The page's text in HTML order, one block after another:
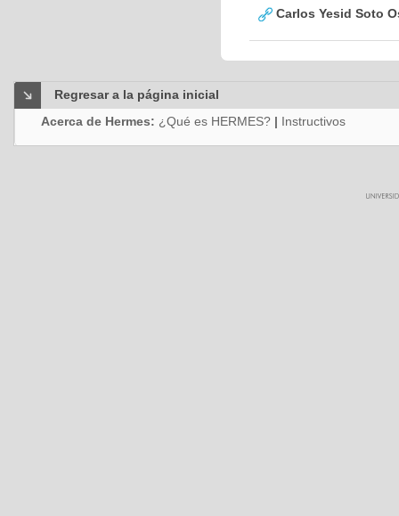
Carlos Yesid Soto
Regresar a la página inicial
Acerca de Hermes: ¿Qué es HERMES? | Instructivos